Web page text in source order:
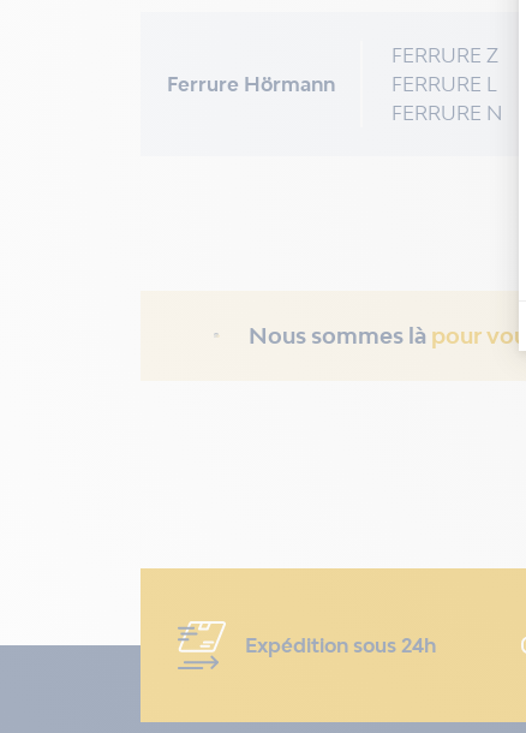
Ferrure Hörmann
FERRURE Z
FERRURE L
FERRURE N
Nous sommes là pour vous
Expédition sous 24h